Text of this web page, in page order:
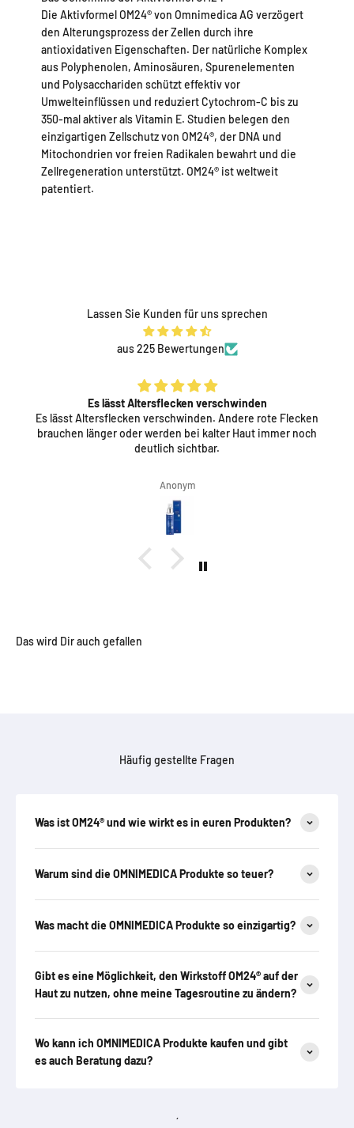
Die Aktivformel OM24® von Omnimedica AG verzögert
den Alterungsprozess der Zellen durch ihre
antioxidativen Eigenschaften. Der natürliche Komplex
aus Polyphenolen, Aminosäuren, Spurenelementen
und Polysacchariden schützt effektiv vor
Umwelteinflüssen und reduziert Cytochrom-C bis zu
350-mal aktiver als Vitamin E. Studien belegen den
einzigartigen Zellschutz von OM24®, der DNA und
Mitochondrien vor freien Radikalen bewahrt und die
Zellregeneration unterstützt. OM24® ist weltweit
patentiert.
Lassen Sie Kunden für uns sprechen
aus 225 Bewertungen
Es lässt Altersflecken verschwinden
Es lässt Altersflecken verschwinden. Andere rote Flecken
brauchen länger oder werden bei kalter Haut immer noch
deutlich sichtbar.
Anonym
Häufig gestellte Fragen
Was ist OM24® und wie wirkt es in euren Produkten?
Warum sind die OMNIMEDICA Produkte so teuer?
Was macht die OMNIMEDICA Produkte so einzigartig?
Gibt es eine Möglichkeit, den Wirkstoff OM24® auf der
Haut zu nutzen, ohne meine Tagesroutine zu ändern?
Wo kann ich OMNIMEDICA Produkte kaufen und gibt
es auch Beratung dazu?
´